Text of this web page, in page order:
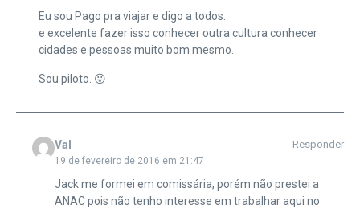
Eu sou Pago pra viajar e digo a todos.
e excelente fazer isso conhecer outra cultura conhecer
cidades e pessoas muito bom mesmo.
Sou piloto. 😛
Val
19 de fevereiro de 2016 em 21:47
Responder
Jack me formei em comissária, porém não prestei a
ANAC pois não tenho interesse em trabalhar aqui no